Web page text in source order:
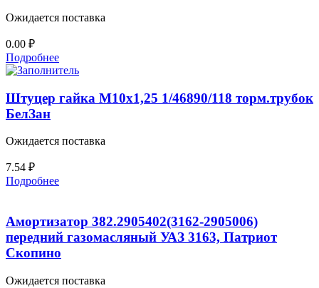
Ожидается поставка
0.00 ₽
Подробнее
Штуцер гайка М10х1,25 1/46890/118 торм.трубок
БелЗан
Ожидается поставка
7.54 ₽
Подробнее
Амортизатор 382.2905402(3162-2905006)
передний газомасляный УАЗ 3163, Патриот
Скопино
Ожидается поставка